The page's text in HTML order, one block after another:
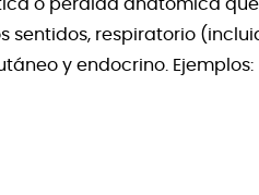
o pérdida anatómica
sentidos, respiratorio
y endocrino. Ejemplos: